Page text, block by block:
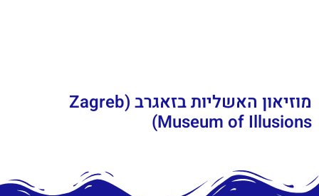
מוזיאון האשליות בזאגרב (Zagreb
Museum of Illusions)